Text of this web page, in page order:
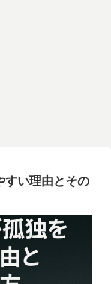
すい理由とその